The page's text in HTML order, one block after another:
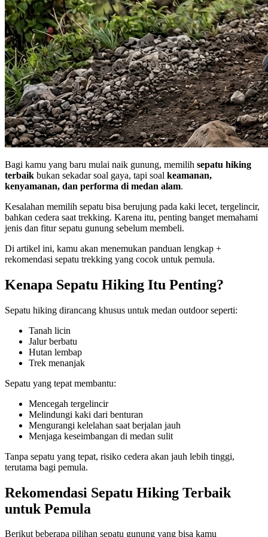
Bagi kamu yang baru mulai naik gunung, memilih sepatu hiking
terbaik bukan sekadar soal gaya, tapi soal keamanan,
kenyamanan, dan performa di medan alam.
Kesalahan memilih sepatu bisa berujung pada kaki lecet, tergelincir,
bahkan cedera saat trekking. Karena itu, penting banget memahami
jenis dan fitur sepatu gunung sebelum membeli.
Di artikel ini, kamu akan menemukan panduan lengkap +
rekomendasi sepatu trekking yang cocok untuk pemula.
Kenapa Sepatu Hiking Itu Penting?
Sepatu hiking dirancang khusus untuk medan outdoor seperti:
Tanah licin
Jalur berbatu
Hutan lembap
Trek menanjak
Sepatu yang tepat membantu:
Mencegah tergelincir
Melindungi kaki dari benturan
Mengurangi kelelahan saat berjalan jauh
Menjaga keseimbangan di medan sulit
Tanpa sepatu yang tepat, risiko cedera akan jauh lebih tinggi,
terutama bagi pemula.
Rekomendasi Sepatu Hiking Terbaik
untuk Pemula
Berikut beberapa pilihan sepatu gunung yang bisa kamu